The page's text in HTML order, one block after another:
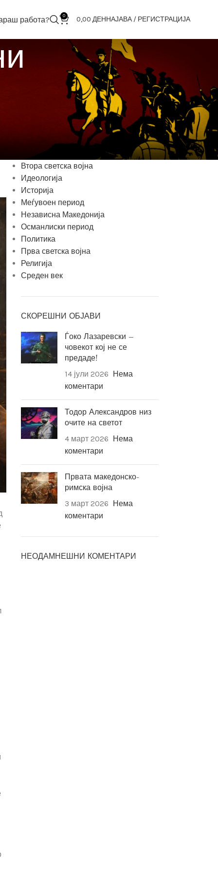
работа? 0 0,00 ДЕННАЈАВА / РЕГИСТРАЦИЈА
КАТЕГОРИИ
ВМРО
Втора светска војна
Идеологија
Историја
Меѓувоен период
Независна Македонија
Османлиски период
Политика
Прва светска војна
Религија
Среден век
СКОРЕШНИ ОБЈАВИ
Ѓоко Лазаревски –
човекот кој не се
предаде!
14 јули 2026 Нема
коментари
Тодор Александров низ
очите на светот
4 март 2026 Нема
коментари
Првата македонско-
римска војна
3 март 2026 Нема
коментари
НЕОДАМНЕШНИ КОМЕНТАРИ